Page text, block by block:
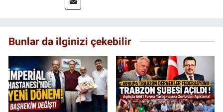
Bunlar da ilginizi çekebilir